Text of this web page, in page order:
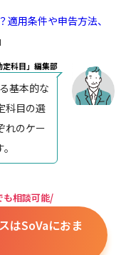
適用条件や申告方法、
」
定科目」編集部
基本的な
科目の選
れのケー
も相談可能/
はSoVaにおま